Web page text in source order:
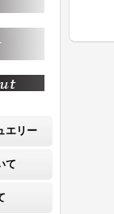
エリー
て